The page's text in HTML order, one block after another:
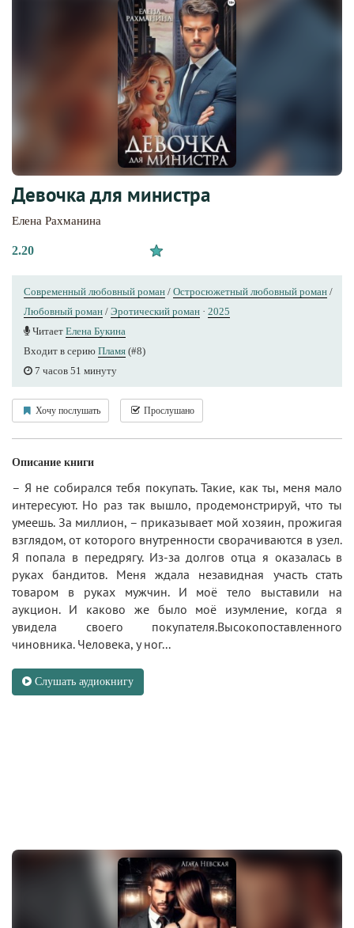
Девочка для министра
Елена Рахманина
2.20
Современный любовный роман / Остросюжетный любовный роман /
Любовный роман / Эротический роман · 2025
Читает Елена Букина
Входит в серию Пламя (#8)
7 часов 51 минуту
Хочу послушать Прослушано
Описание книги
– Я не собирался тебя покупать. Такие, как ты, меня мало
интересуют. Но раз так вышло, продемонстрируй, что ты
умеешь. За миллион, – приказывает мой хозяин, прожигая
взглядом, от которого внутренности сворачиваются в узел.
Я попала в передрягу. Из-за долгов отца я оказалась в
руках бандитов. Меня ждала незавидная участь стать
товаром в руках мужчин. И моё тело выставили на
аукцион. И каково же было моё изумление, когда я
увидела своего покупателя.Высокопоставленного
чиновника. Человека, у ног...
Слушать аудиокнигу